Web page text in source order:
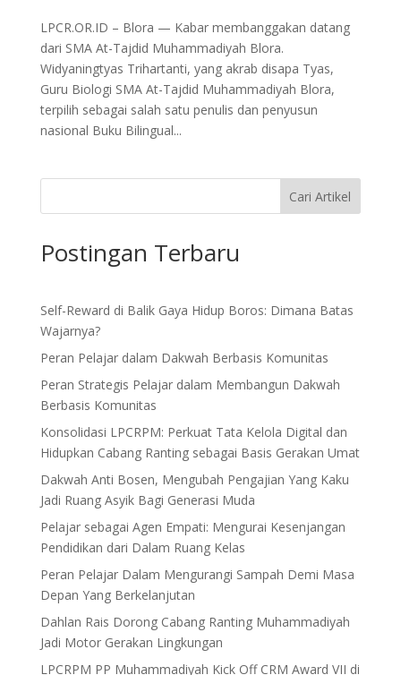
LPCR.OR.ID – Blora — Kabar membanggakan datang
dari SMA At-Tajdid Muhammadiyah Blora.
Widyaningtyas Trihartanti, yang akrab disapa Tyas,
Guru Biologi SMA At-Tajdid Muhammadiyah Blora,
terpilih sebagai salah satu penulis dan penyusun
nasional Buku Bilingual...
Cari Artikel
Postingan Terbaru
Self-Reward di Balik Gaya Hidup Boros: Dimana Batas
Wajarnya?
Peran Pelajar dalam Dakwah Berbasis Komunitas
Peran Strategis Pelajar dalam Membangun Dakwah
Berbasis Komunitas
Konsolidasi LPCRPM: Perkuat Tata Kelola Digital dan
Hidupkan Cabang Ranting sebagai Basis Gerakan Umat
Dakwah Anti Bosen, Mengubah Pengajian Yang Kaku
Jadi Ruang Asyik Bagi Generasi Muda
Pelajar sebagai Agen Empati: Mengurai Kesenjangan
Pendidikan dari Dalam Ruang Kelas
Peran Pelajar Dalam Mengurangi Sampah Demi Masa
Depan Yang Berkelanjutan
Dahlan Rais Dorong Cabang Ranting Muhammadiyah
Jadi Motor Gerakan Lingkungan
LPCRPM PP Muhammadiyah Kick Off CRM Award VII di